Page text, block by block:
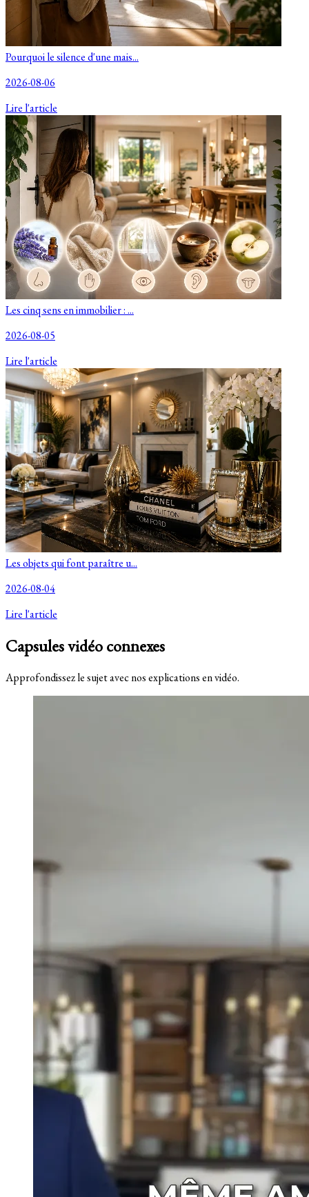
Pourquoi le silence d'une mais...
2026-08-06
Lire l'article
Les cinq sens en immobilier : ...
2026-08-05
Lire l'article
Les objets qui font paraître u...
2026-08-04
Lire l'article
Capsules vidéo connexes
Approfondissez le sujet avec nos explications en vidéo.